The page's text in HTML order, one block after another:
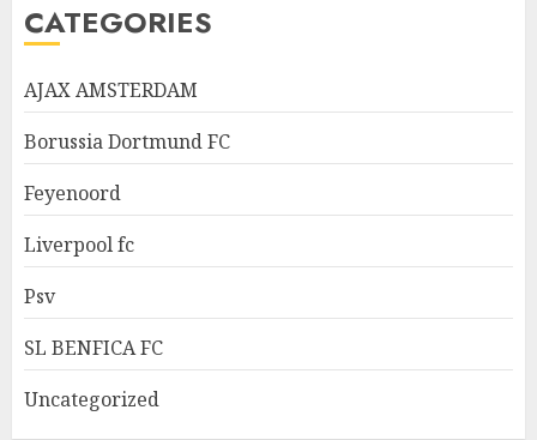
CATEGORIES
AJAX AMSTERDAM
Borussia Dortmund FC
Feyenoord
Liverpool fc
Psv
SL BENFICA FC
Uncategorized